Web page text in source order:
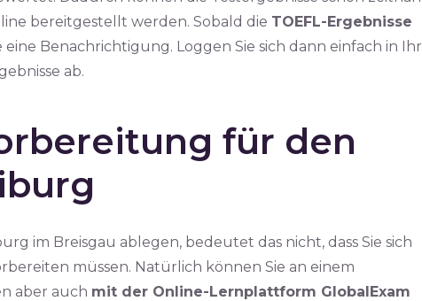
bereitgestellt werden. Sobald die TOEFL-Ergebnisse
eine Benachrichtigung. Loggen Sie sich dann einfach in Ihr
ab.
für den
im Breisgau ablegen, bedeutet das nicht, dass Sie sich
müssen. Natürlich können Sie an einem
aber auch mit der Online-Lernplattform GlobalExam